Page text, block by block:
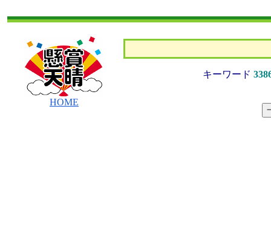
HOME
キーワード